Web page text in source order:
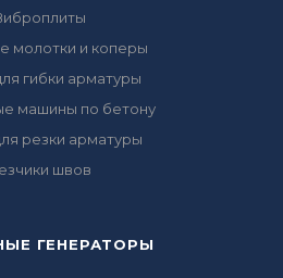
молотки и коперы
гибки арматуры
машины по бетону
резки арматуры
швов
ГЕНЕРАТОРЫ